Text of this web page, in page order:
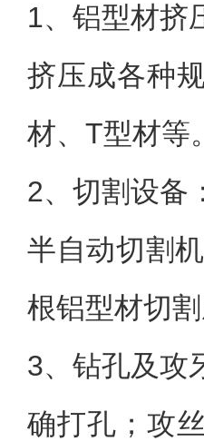
1、 铝型材挤
挤压成各种
材、T型材等。
2、 切割设备
半自动切割
根铝型材切割
3、 钻孔及攻
确打孔；攻